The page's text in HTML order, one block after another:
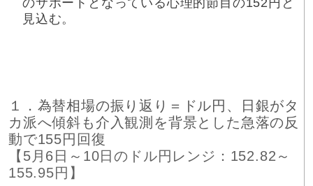
のサポートとなっている心理的節目の152円と
見込む。
１．為替相場の振り返り＝ドル円、日銀がタ
カ派へ傾斜も介入観測を背景とした急落の反
動で155円回復
【5月6日～10日のドル円レンジ：152.82～
155.95円】